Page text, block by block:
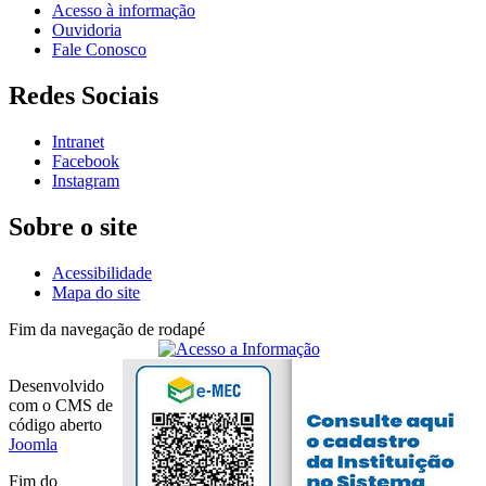
Acesso à informação
Ouvidoria
Fale Conosco
Redes Sociais
Intranet
Facebook
Instagram
Sobre o site
Acessibilidade
Mapa do site
Fim da navegação de rodapé
Desenvolvido
com o CMS de
código aberto
Joomla
Fim do